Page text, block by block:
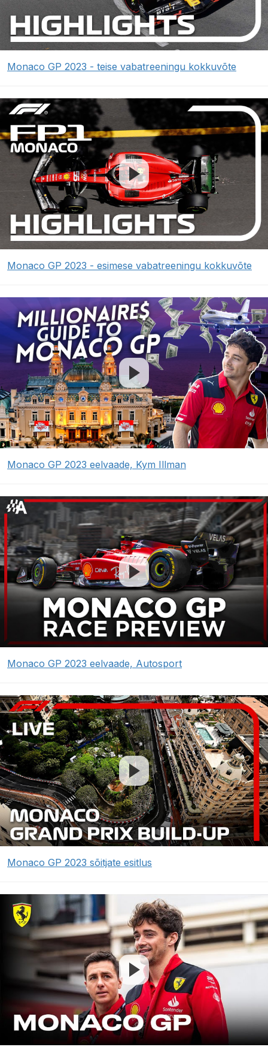
Monaco GP 2023 - teise vabatreeningu kokkuvõte
Monaco GP 2023 - esimese vabatreeningu kokkuvõte
Monaco GP 2023 eelvaade, Kym Illman
Monaco GP 2023 eelvaade, Autosport
Monaco GP 2023 sõitjate esitlus